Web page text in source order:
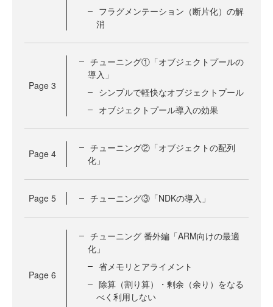
フラグメンテーション（断片化）の解
消
Page 3
チューニング①「オブジェクトプールの
導入」
シンプルで軽快なオブジェクトプール
オブジェクトプール導入の効果
Page 4
チューニング②「オブジェクトの配列
化」
Page 5 チューニング③「NDKの導入」
Page 6
チューニング 番外編「ARM向けの最適
化」
省メモリとアライメント
除算（割り算）・剰余（余り）をなる
べく利用しない